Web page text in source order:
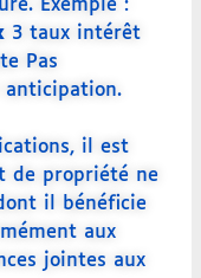
Exemple :
3 taux intérêt
Pas
anticipation.
il est
de propriété ne
il bénéficie
aux
jointes aux